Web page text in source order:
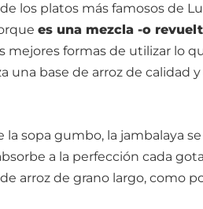
los platos más famosos de
es una mezcla -o
mejores formas de utilizar lo
una base de arroz de calidad
la sopa gumbo, la jambalaya
a la perfección cada
arroz de grano largo, como